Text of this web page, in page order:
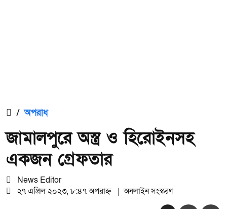
/ অপরাধ
জামালপুরে অস্ত্র ও হিরোইনসহ
একজন গ্রেফতার
News Editor
২৭ এপ্রিল ২০২৩, ৮:৪৭ অপরাহ্ন | অনলাইন সংস্করণ